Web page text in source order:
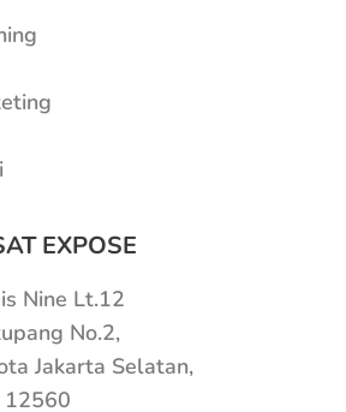
EXPOSE
Nine Lt.12
No.2,
Jakarta Selatan,
12560